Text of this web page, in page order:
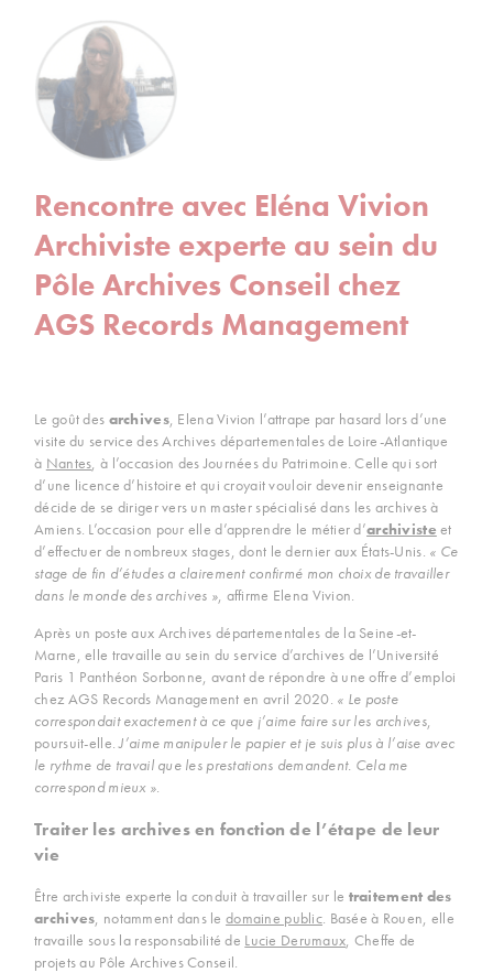
Rencontre avec Eléna Vivion
Archiviste experte au sein du
Pôle Archives Conseil chez
AGS Records Management
Le goût des archives, Elena Vivion l’attrape par hasard lors d’une
visite du service des Archives départementales de Loire-Atlantique
à Nantes, à l’occasion des Journées du Patrimoine. Celle qui sort
d’une licence d’histoire et qui croyait vouloir devenir enseignante
décide de se diriger vers un master spécialisé dans les archives à
Amiens. L’occasion pour elle d’apprendre le métier d’archiviste et
d’effectuer de nombreux stages, dont le dernier aux États-Unis. « Ce
stage de fin d’études a clairement confirmé mon choix de travailler
dans le monde des archives », affirme Elena Vivion.
Après un poste aux Archives départementales de la Seine-et-
Marne, elle travaille au sein du service d’archives de l’Université
Paris 1 Panthéon Sorbonne, avant de répondre à une offre d’emploi
chez AGS Records Management en avril 2020. « Le poste
correspondait exactement à ce que j’aime faire sur les archives,
poursuit-elle.J’aime manipuler le papier et je suis plus à l’aise avec
le rythme de travail que les prestations demandent. Cela me
correspond mieux ».
Traiter les archives en fonction de l’étape de leur
vie
Être archiviste experte la conduit à travailler sur le traitement des
archives, notamment dans ledomaine public. Basée à Rouen, elle
travaille sous la responsabilité de Lucie Derumaux, Cheffe de
projets au Pôle Archives Conseil.